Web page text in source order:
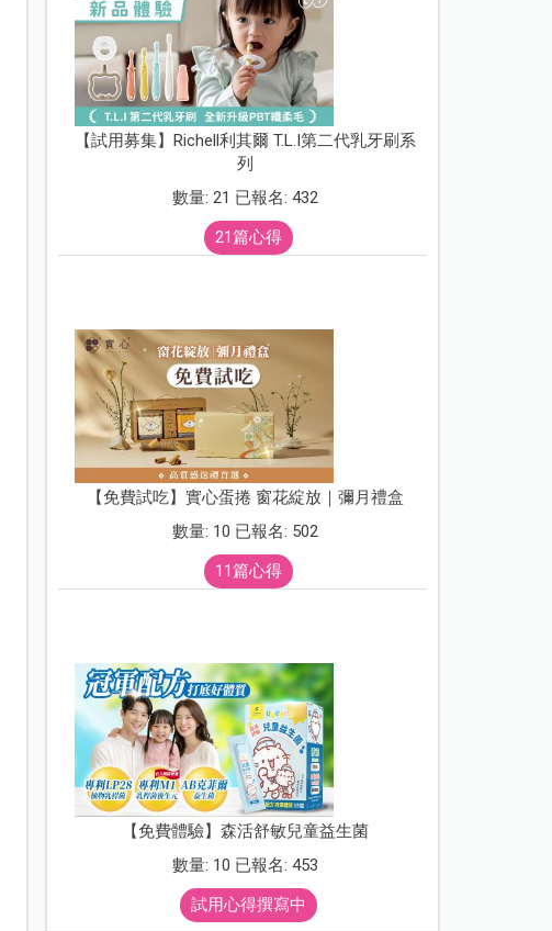
【試用募集】Richell利其爾 T.L.I第二代乳牙刷系
列
數量: 21 已報名: 432
21篇心得
【免費試吃】實心蛋捲 窗花綻放｜彌月禮盒
數量: 10 已報名: 502
11篇心得
【免費體驗】森活舒敏兒童益生菌
數量: 10 已報名: 453
試用心得撰寫中